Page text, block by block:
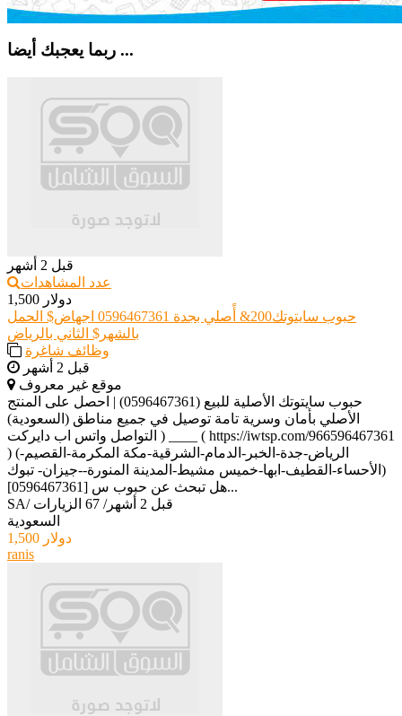
ربما يعجبك أيضا ...
قبل 2 أشهر
عدد المشاهدات
1,500 دولار
حبوب سايتوتك200& أًصلي بجدة 0596467361 اجهاض$ الحمل
بالشهر$ الثاني بالرياض
وظائف شاغرة
قبل 2 أشهر
موقع غير معروف
حبوب سايتوتك الأصلية للبيع (0596467361) | احصل على المنتج
الأصلي بأمان وسرية تامة توصيل في جميع مناطق (السعودية)
التواصل واتس اب دايركت ) ____ ( https://iwtsp.com/966596467361
) (الرياض-جدة-الخبر-الدمام-الشرقية-مكة المكرمة-القصيم-
الأحساء-القطيف-ابها-خميس مشيط-المدينة المنورة--جيزان- تبوك)
[0596467361] هل تبحث عن حبوب س...
SA/ قبل 2 أشهر / 67 الزيارات
السعودية
1,500 دولار
ranis